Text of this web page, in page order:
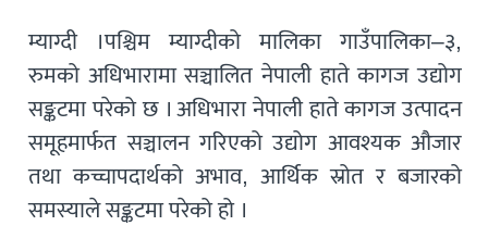
म्याग्दी ।पश्चिम म्याग्दीको मालिका गाउँपालिका–३,
रुमको अधिभारामा सञ्चालित नेपाली हाते कागज उद्योग
सङ्कटमा परेको छ । अधिभारा नेपाली हाते कागज उत्पादन
समूहमार्फत सञ्चालन गरिएको उद्योग आवश्यक औजार
तथा कच्चापदार्थको अभाव, आर्थिक स्रोत र बजारको
समस्याले सङ्कटमा परेको हो ।